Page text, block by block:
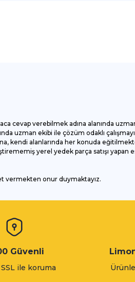
verebilmek adına alanında
uzman ekibi ile çözüm odaklı
kendi alanlarında her konuda
yerel yedek parça satışı yapan
vermekten onur duymaktayız.
Güvenli
ile koruma